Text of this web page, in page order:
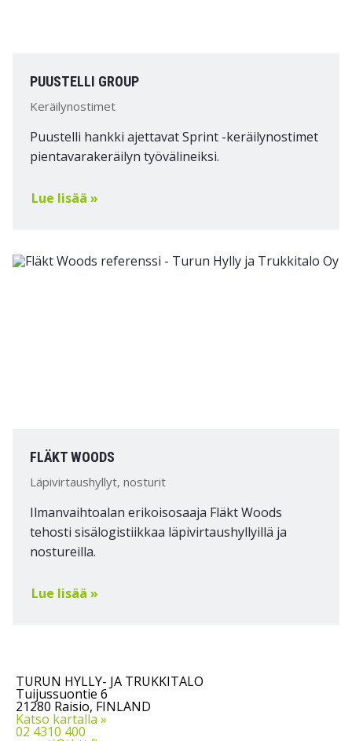
PUUSTELLI GROUP
Keräilynostimet
Puustelli hankki ajettavat Sprint -keräilynostimet
pientavarakeräilyn työvälineiksi.
Lue lisää »
FLÄKT WOODS
Läpivirtaushyllyt, nosturit
Ilmanvaihtoalan erikoisosaaja Fläkt Woods
tehosti sisälogistiikkaa läpivirtaushyllyillä ja
nostureilla.
Lue lisää »
TURUN HYLLY- JA TRUKKITALO
Tuijussuontie 6
21280 Raisio, FINLAND
Katso kartalla »
02 4310 400